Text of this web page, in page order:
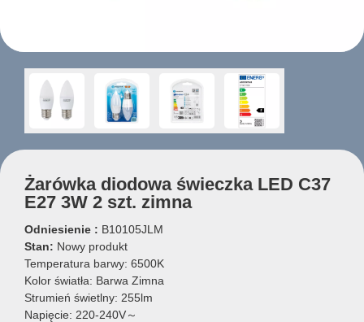
Żarówka diodowa świeczka LED C37
E27 3W 2 szt. zimna
Odniesienie : B10105JLM
Stan: Nowy produkt
Temperatura barwy: 6500K
Kolor światła: Barwa Zimna
Strumień świetlny: 255lm
Napięcie: 220-240V～